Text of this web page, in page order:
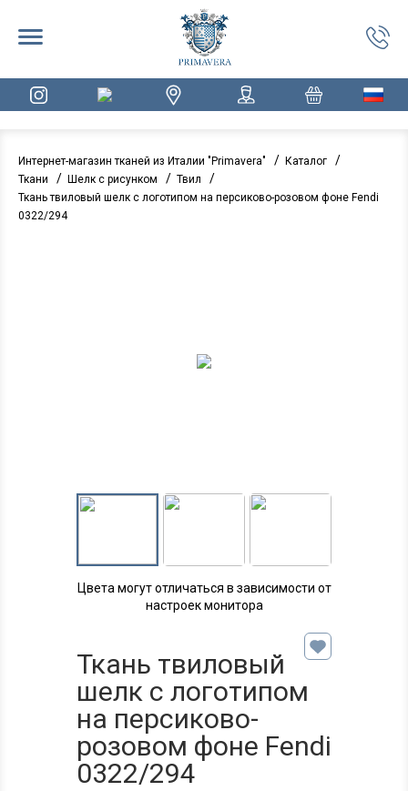
Интернет-магазин тканей из Италии "Primavera" / Каталог /
Ткани / Шелк с рисунком / Твил /
Ткань твиловый шелк с логотипом на персиково-розовом фоне Fendi
0322/294
Цвета могут отличаться в зависимости от
настроек монитора
Ткань твиловый
шелк с логотипом
на персиково-
розовом фоне Fendi
0322/294